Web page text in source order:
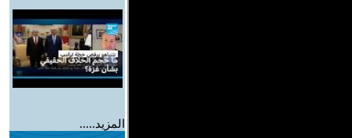
المزيد.....